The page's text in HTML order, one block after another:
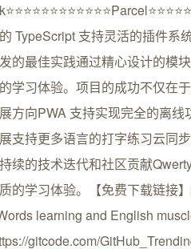
TypeScript 支持灵活的插件系
的最佳实践通过精心设计的模
学习体验。项目的成功不仅在
方向PWA 支持实现完全的离
支持更多语言的打字练习云同
续的技术迭代和社区贡献
的学习体验。【免费下载链接
learning and English
gitcode.com/